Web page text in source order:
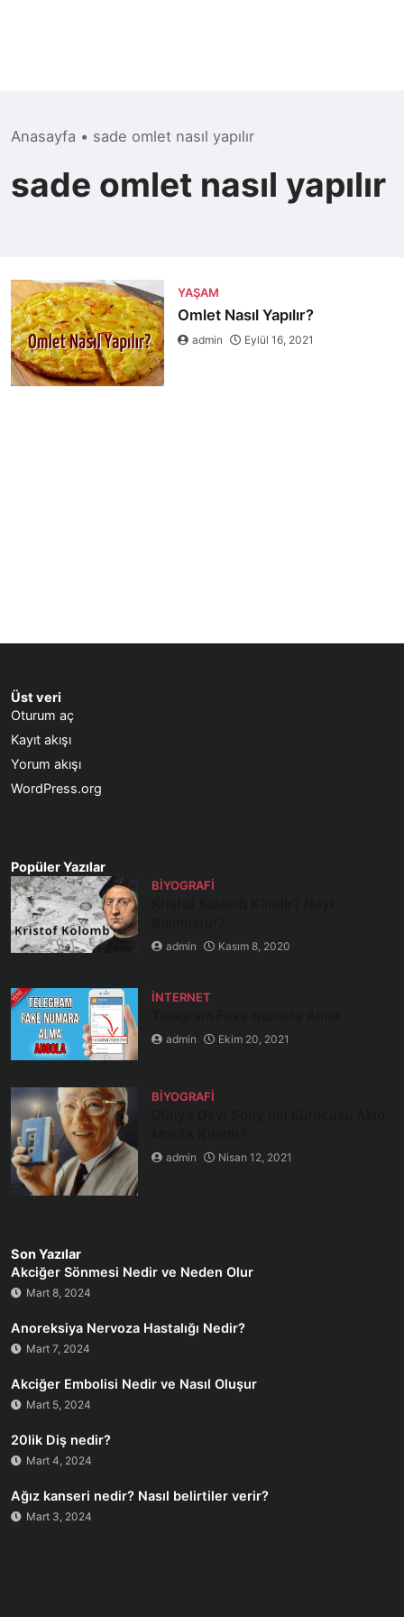
Anasayfa • sade omlet nasıl yapılır
sade omlet nasıl yapılır
YAŞAM
Omlet Nasıl Yapılır?
admin Eylül 16, 2021
Üst veri
Oturum aç
Kayıt akışı
Yorum akışı
WordPress.org
Popüler Yazılar
BIYOGRAFI
admin Kasım 8, 2020
İNTERNET
admin Ekim 20, 2021
BIYOGRAFI
admin Nisan 12, 2021
Son Yazılar
Akciğer Sönmesi Nedir ve Neden Olur
Mart 8, 2024
Anoreksiya Nervoza Hastalığı Nedir?
Mart 7, 2024
Akciğer Embolisi Nedir ve Nasıl Oluşur
Mart 5, 2024
20lik Diş nedir?
Mart 4, 2024
Ağız kanseri nedir? Nasıl belirtiler verir?
Mart 3, 2024